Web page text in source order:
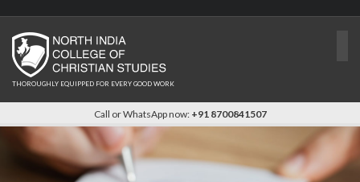
THOROUGHLY EQUIPPED FOR EVERY GOOD WORK
Call or WhatsApp now: +91 8700841507